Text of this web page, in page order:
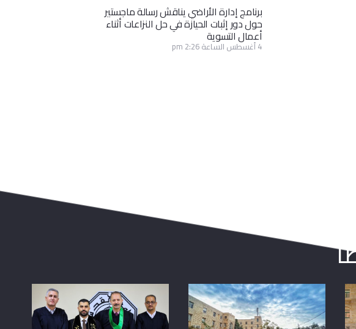
برنامج إدارة الأراضي يناقش رسالة ماجستير
حول دور إثبات الحيازة في حل النزاعات أثناء
أعمال التسوية
4 أغسطس الساعة 2:26 pm